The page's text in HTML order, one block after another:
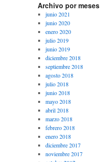
Archivo por meses
junio 2021
junio 2020
enero 2020
julio 2019
junio 2019
diciembre 2018
septiembre 2018
agosto 2018
julio 2018
junio 2018
mayo 2018
abril 2018
marzo 2018
febrero 2018
enero 2018
diciembre 2017
noviembre 2017